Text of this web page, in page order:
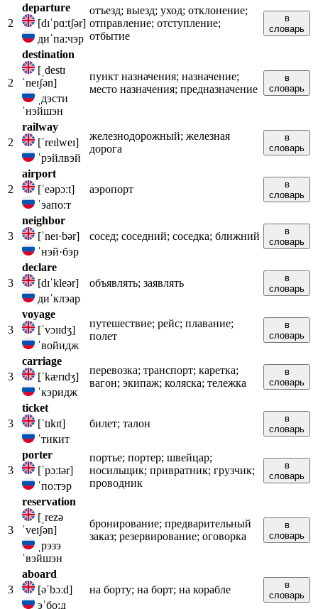
2
departure
[dɪˈpɑːtʃər]
диˈпа:чэр
отъезд; выезд; уход; отклонение;
отправление; отступление;
отбытие
в
словарь
2
destination
[ˌdestɪ
ˈneɪʃən]
ˌдэсти
ˈнэйшэн
пункт назначения; назначение;
место назначения; предназначение
в
словарь
2
railway
[ˈreɪlweɪ]
ˈрэйлвэй
железнодорожный; железная
дорога
в
словарь
2
airport
[ˈeəpɔːt]
ˈэапо:т
аэропорт
в
словарь
3
neighbor
[ˈneɪ·bər]
ˈнэй·бэр
сосед; соседний; соседка; ближний
в
словарь
3
declare
[dɪˈkleər]
диˈклэар
объявлять; заявлять
в
словарь
3
voyage
[ˈvɔɪɪdʒ]
ˈвойидж
путешествие; рейс; плавание;
полет
в
словарь
3
carriage
[ˈkærɪdʒ]
ˈкэридж
перевозка; транспорт; каретка;
вагон; экипаж; коляска; тележка
в
словарь
3
ticket
[ˈtɪkɪt]
ˈтикит
билет; талон
в
словарь
3
porter
[ˈpɔːtər]
ˈпо:тэр
портье; портер; швейцар;
носильщик; привратник; грузчик;
проводник
в
словарь
3
reservation
[ˌrezə
ˈveɪʃən]
ˌрэзэ
ˈвэйшэн
бронирование; предварительный
заказ; резервирование; оговорка
в
словарь
3
aboard
[əˈbɔːd]
эˈбо:д
на борту; на борт; на корабле
в
словарь